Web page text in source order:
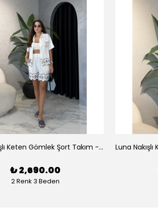
Luna Nakışlı Keten Gömlek Şort Takım - Beyaz
₺ 2,690.00
2 Renk 3 Beden